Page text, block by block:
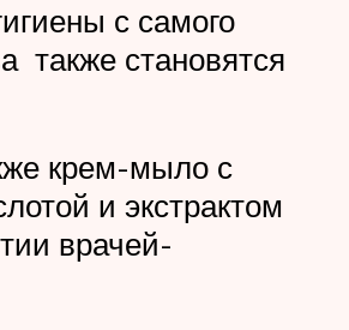
с самого
также становятся
крем-мыло с
и экстрактом
врачей-